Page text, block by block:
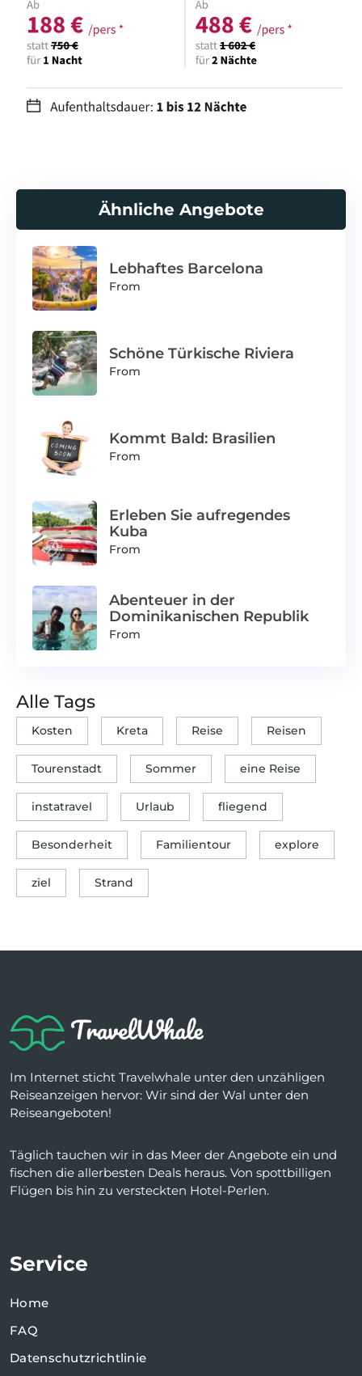
Ähnliche Angebote
Lebhaftes Barcelona
From
Schöne Türkische Riviera
From
Kommt Bald: Brasilien
From
Erleben Sie aufregendes
Kuba
From
Abenteuer in der
Dominikanischen Republik
From
Alle Tags
Kosten Kreta Reise Reisen
Tourenstadt Sommer eine Reise
instatravel Urlaub fliegend
Besonderheit Familientour explore
ziel Strand
Im Internet sticht Travelwhale unter den unzähligen
Reiseanzeigen hervor: Wir sind der Wal unter den
Reiseangeboten!
Täglich tauchen wir in das Meer der Angebote ein und
fischen die allerbesten Deals heraus. Von spottbilligen
Flügen bis hin zu versteckten Hotel-Perlen.
Service
Home
FAQ
Datenschutzrichtlinie